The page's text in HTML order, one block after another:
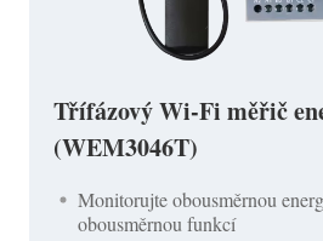
Třífázový Wi-Fi měřič
(WEM3046T)
Monitorujte obousměrnou
obousměrnou funkcí